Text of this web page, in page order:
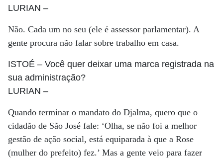
LURIAN –
Não. Cada um no seu (ele é assessor parlamentar). A
gente procura não falar sobre trabalho em casa.
ISTOÉ – Você quer deixar uma marca registrada na
sua administração?
LURIAN –
Quando terminar o mandato do Djalma, quero que o
cidadão de São José fale: ‘Olha, se não foi a melhor
gestão de ação social, está equiparada à que a Rose
(mulher do prefeito) fez.’ Mas a gente veio para fazer